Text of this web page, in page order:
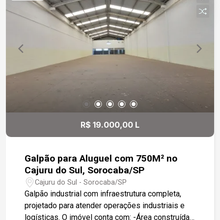
potencial deste terreno incrível! Aproveite e
invista no futuro!
R$ 19.000,00 L
Galpão para Aluguel com 750M² no
Cajuru do Sul, Sorocaba/SP
Cajuru do Sul - Sorocaba/SP
Galpão industrial com infraestrutura completa,
projetado para atender operações industriais e
logísticas. O imóvel conta com: -Área construída